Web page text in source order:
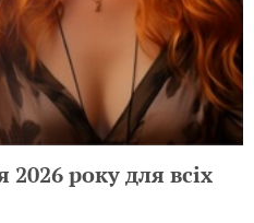
2026 року для всіх